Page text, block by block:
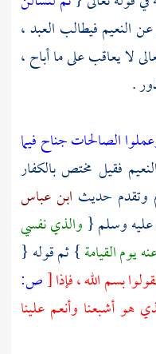
فيطالب العبد ،
لا يعاقب على ما أباح ،
.
الصالحات جناح فيما
فقيل مختص بالكفار
وتقدم حديث ابن عباس
عليه وسلم { والذي نفسي
يوم القيامة} ثم قوله {
بسم الله ، فإذا[ص:
هو أشبعنا وأنعم علينا